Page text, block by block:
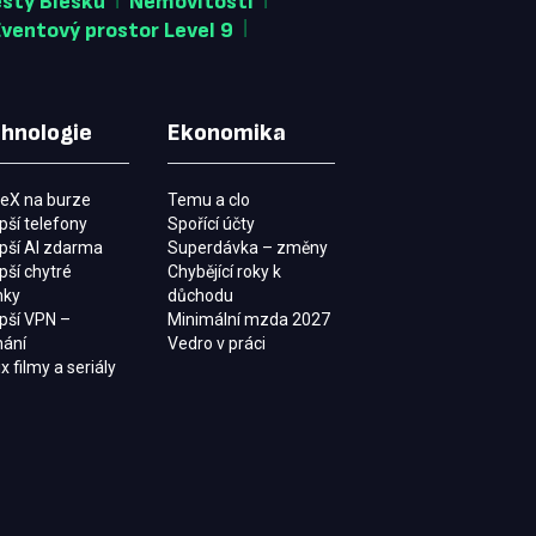
prostor Level 9
na burze
telefony
AI zdarma
chytré
VPN –
filmy a seriály
Ekonomika
Temu a clo
Spořící účty
Superdávka – změny
Chybějící roky k
důchodu
Minimální mzda 2027
Vedro v práci